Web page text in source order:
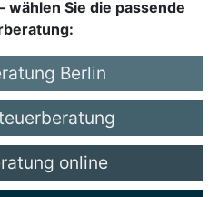
wählen Sie die passende
Berlin
online